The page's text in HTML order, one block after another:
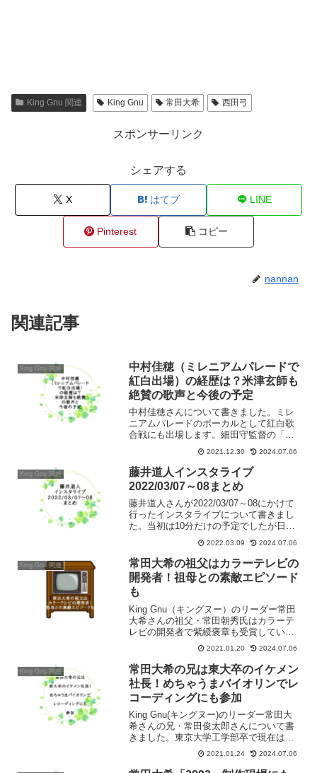
King Gnu 関連 King Gnu 常田大希 西田弓
スポンサーリンク
シェアする
X はてブ LINE
Pinterest コピー
nannan
関連記事
King Gnu 関連
中村佳穂（ミレニアムパレードで
紅白出場）の経歴は？米津玄師も
絶賛の歌声と今後の予定
中村佳穂さんについて書きました。ミレ
ニアムパレードのボーカルとして紅白歌
合戦にも出場します。細田守監督の「竜
とそばかすの姫」では主人公役の声優に
大抜擢！その主題歌を紅白で披露しま
す。米津玄師さんも絶賛している中村さ
んの今後の活動予定も調べました。
2021.12.30 2024.07.06
King Gnu 関連
藤井道人インスタライブ
2022/03/07～08まとめ
藤井道人さんが2022/03/07～08にかけて
行ったインスタライブについて書きまし
た。当初は10分だけの予定でしたが日を
またぎ１時間を越えました。コメント欄
の質問にも答えてくださっています。内
容を記憶を頼りにざっくりですがまとめ
てみました。
2022.03.09 2024.07.06
King Gnu 関連
常田大希の祖父はカラーテレビの
開発者！祖母との素敵エピソード
も
King Gnu（キングヌー）のリーダー常田
大希さんの祖父・常田朝秀氏はカラーテ
レビの開発者で紫綬褒章も受賞していま
した！また祖母・常田敏子さんは絵描き
で90歳から常田大希さんと同居していま
した。そんな常田大希さんの祖父母につ
いて書きました。
2021.01.20 2024.07.06
King Gnu 関連
常田大希の兄は東大卒のイケメン
社長！めちゃうまバイオリンでレ
コーディングにも参加
King Gnu(キングヌー)のリーダー常田大
希さんの兄・常田俊太郎さんについて書
きました。東京大学工学部卒で現在は株
式会社ユートニックの代表です。幼少よ
り始めたバイオリンの腕前も素晴らし
2021.01.24 2024.07.06